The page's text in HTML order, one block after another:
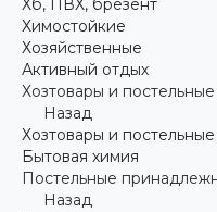
Химостойкие
Хозяйственные
Активный отдых
Хозтовары и
Назад
Хозтовары и
Бытовая химия
Постельные
Назад